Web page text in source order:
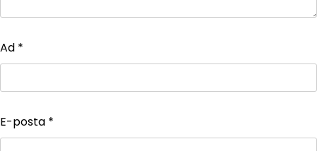
Ad *
E-posta *